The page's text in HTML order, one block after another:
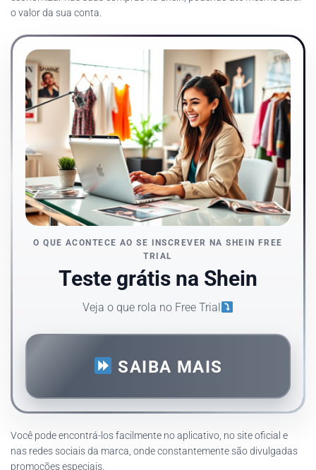
o valor da sua conta.
O QUE ACONTECE AO SE INSCREVER NA SHEIN FREE
TRIAL
Teste grátis na Shein
Veja o que rola no Free Trial
SAIBA MAIS
Você pode encontrá-los facilmente no aplicativo, no site oficial e
nas redes sociais da marca, onde constantemente são divulgadas
promoções especiais.